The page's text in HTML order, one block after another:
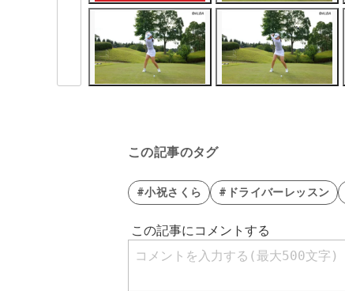
この記事のタグ
#小祝さくら #ドライバーレッスン